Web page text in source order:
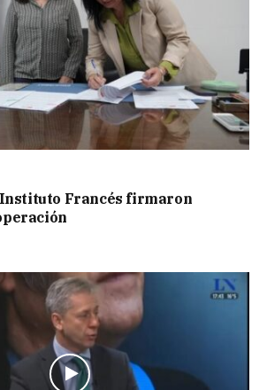
Francés firmaron